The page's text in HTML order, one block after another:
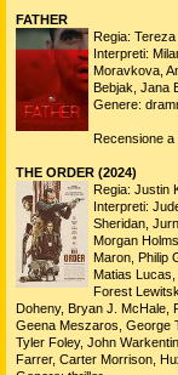
FATHER
Regia:
Interpreti:
Moravkova,
Bebjak, Jana
Genere:
Recensione a
THE ORDER (2024)
Regia: Justin
Interpreti:
Sheridan,
Morgan
Maron, Philip
Matias Lucas,
Forest
Doheny, Bryan J. McHale,
Geena Meszaros, George
Tyler Foley, John
Farrer, Carter Morrison,